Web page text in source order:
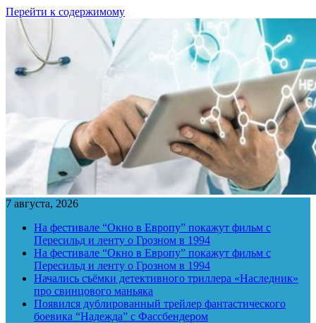
Перейти к содержимому
7 августа, 2026
На фестивале “Окно в Европу” покажут фильм с
Пересильд и ленту о Грозном в 1994
На фестивале “Окно в Европу” покажут фильм с
Пересильд и ленту о Грозном в 1994
Начались съёмки детективного триллера «Наследник»
про свинцового маньяка
Появился дублированный трейлер фантастического
боевика “Надежда” с Фассбендером